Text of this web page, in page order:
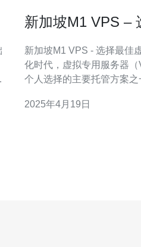
新加坡M1 VPS –
新加坡M1 VPS - 选择最佳虚拟专
化时代，虚拟专用服务器
个人选择的主要托管方案
专用服务器。本文将介绍为
2025年4月19日